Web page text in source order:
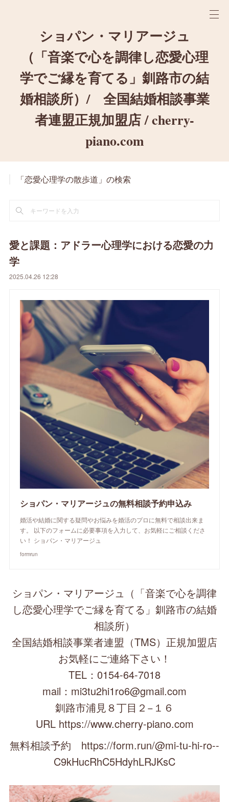
ショパン・マリアージュ
（「音楽で心を調律し恋愛心理
学でご縁を育てる」釧路市の結
婚相談所）/ 全国結婚相談事業
者連盟正規加盟店 / cherry-
piano.com
「恋愛心理学の散歩道」の検索
愛と課題：アドラー心理学における恋愛の力
学
2025.04.26 12:28
ショパン・マリアージュの無料相談予約申込み
婚活や結婚に関する疑問やお悩みを婚活のプロに無料で相談出来ま
す。 以下のフォームに必要事項を入力して、お気軽にご相談くださ
い！ ショパン・マリアージュ
formrun
ショパン・マリアージュ（「音楽で心を調律
し恋愛心理学でご縁を育てる」釧路市の結婚
相談所）
全国結婚相談事業者連盟（TMS）正規加盟店
お気軽にご連絡下さい！
TEL：0154-64-7018
mail：mi3tu2hi1ro6@gmail.com
釧路市浦見８丁目２−１６
URL https://www.cherry-piano.com
無料相談予約 https://form.run/@mi-tu-hi-ro--
C9kHucRhC5HdyhLRJKsC